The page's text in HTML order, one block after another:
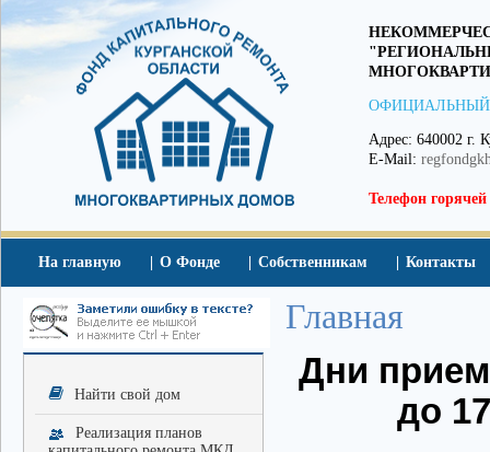
ОФИЦИАЛЬНЫЙ
Адрес: 640002 г.
E-Mail:
Телефон
На главную О Фонде Собственникам Контакты
Найти свой дом
Реализация планов
Главная
Дни
до